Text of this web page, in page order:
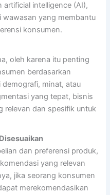
artificial intelligence (AI),
wawasan yang membantu
konsumen.
oleh karena itu penting
berdasarkan
minat, atau
yang tepat, bisnis
relevan dan spesifik untuk
dan preferensi produk,
yang relevan
jika seorang konsumen
merekomendasikan